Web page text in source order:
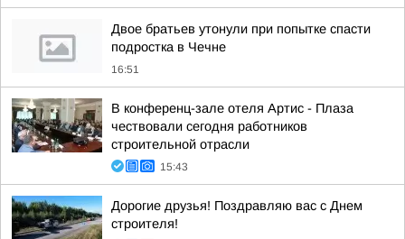
Двое братьев утонули при попытке спасти
подростка в Чечне
16:51
В конференц-зале отеля Артис - Плаза
чествовали сегодня работников
строительной отрасли
15:43
Дорогие друзья! Поздравляю вас с Днем
строителя!